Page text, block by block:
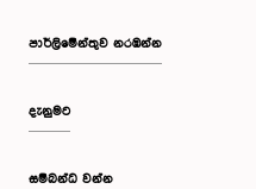
පාර්ලි‌මේන්තුව නරඹන්න
දැනුමට
සම්බන්ධ වන්න